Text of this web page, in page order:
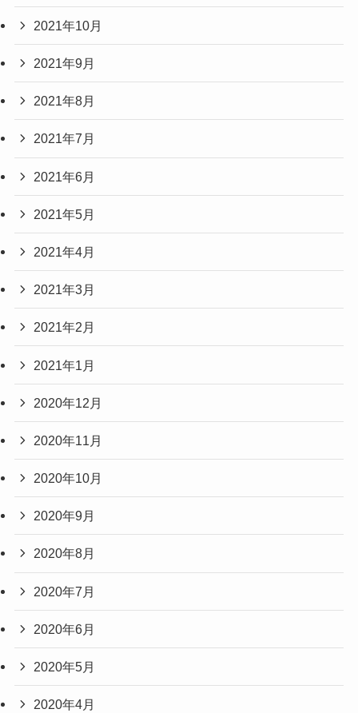
2021年10月
2021年9月
2021年8月
2021年7月
2021年6月
2021年5月
2021年4月
2021年3月
2021年2月
2021年1月
2020年12月
2020年11月
2020年10月
2020年9月
2020年8月
2020年7月
2020年6月
2020年5月
2020年4月